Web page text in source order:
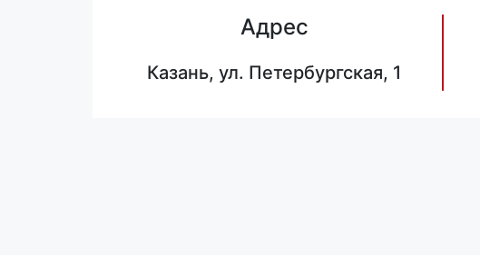
Адрес
Казань, ул. Петербургская, 1